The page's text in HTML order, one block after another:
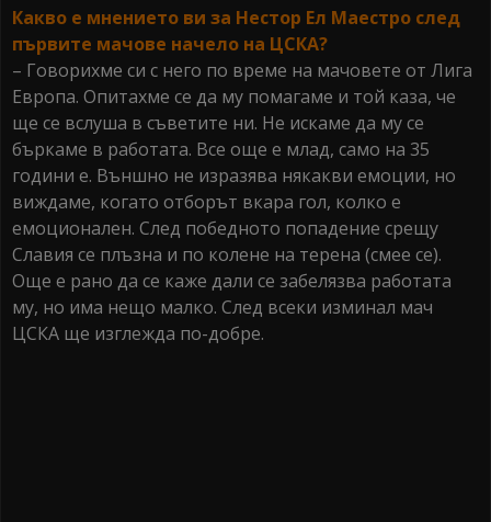
Какво е мнението ви за Нестор Ел Маестро след
първите мачове начело на ЦСКА?
– Говорихме си с него по време на мачовете от Лига
Европа. Опитахме се да му помагаме и той каза, че
ще се вслуша в съветите ни. Не искаме да му се
бъркаме в работата. Все още е млад, само на 35
години е. Външно не изразява някакви емоции, но
виждаме, когато отборът вкара гол, колко е
емоционален. След победното попадение срещу
Славия се плъзна и по колене на терена (смее се).
Още е рано да се каже дали се забелязва работата
му, но има нещо малко. След всеки изминал мач
ЦСКА ще изглежда по-добре.